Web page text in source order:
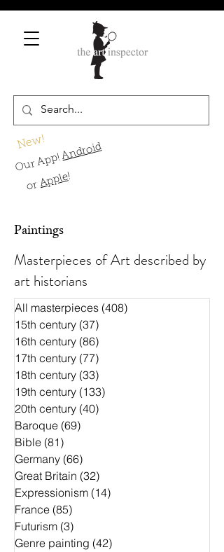
New!
Our App!Android
orApple!
Paintings
Masterpieces of Art described by
art historians
All masterpieces (408)
15th century (37)
16th century (86)
17th century (77)
18th century (33)
19th century (133)
20th century (40)
Baroque (69)
Bible (81)
Germany (66)
Great Britain (32)
Expressionism (14)
France (85)
Futurism (3)
Genre painting (42)